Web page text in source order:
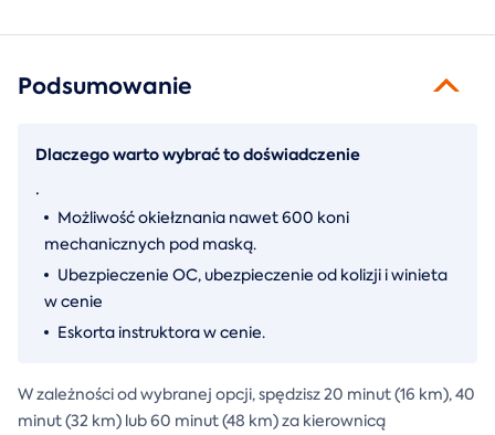
Podsumowanie
Dlaczego warto wybrać to doświadczenie
.
Możliwość okiełznania nawet 600 koni
mechanicznych pod maską.
Ubezpieczenie OC, ubezpieczenie od kolizji i winieta
w cenie
Eskorta instruktora w cenie.
W zależności od wybranej opcji, spędzisz 20 minut (16 km), 40
minut (32 km) lub 60 minut (48 km) za kierownicą